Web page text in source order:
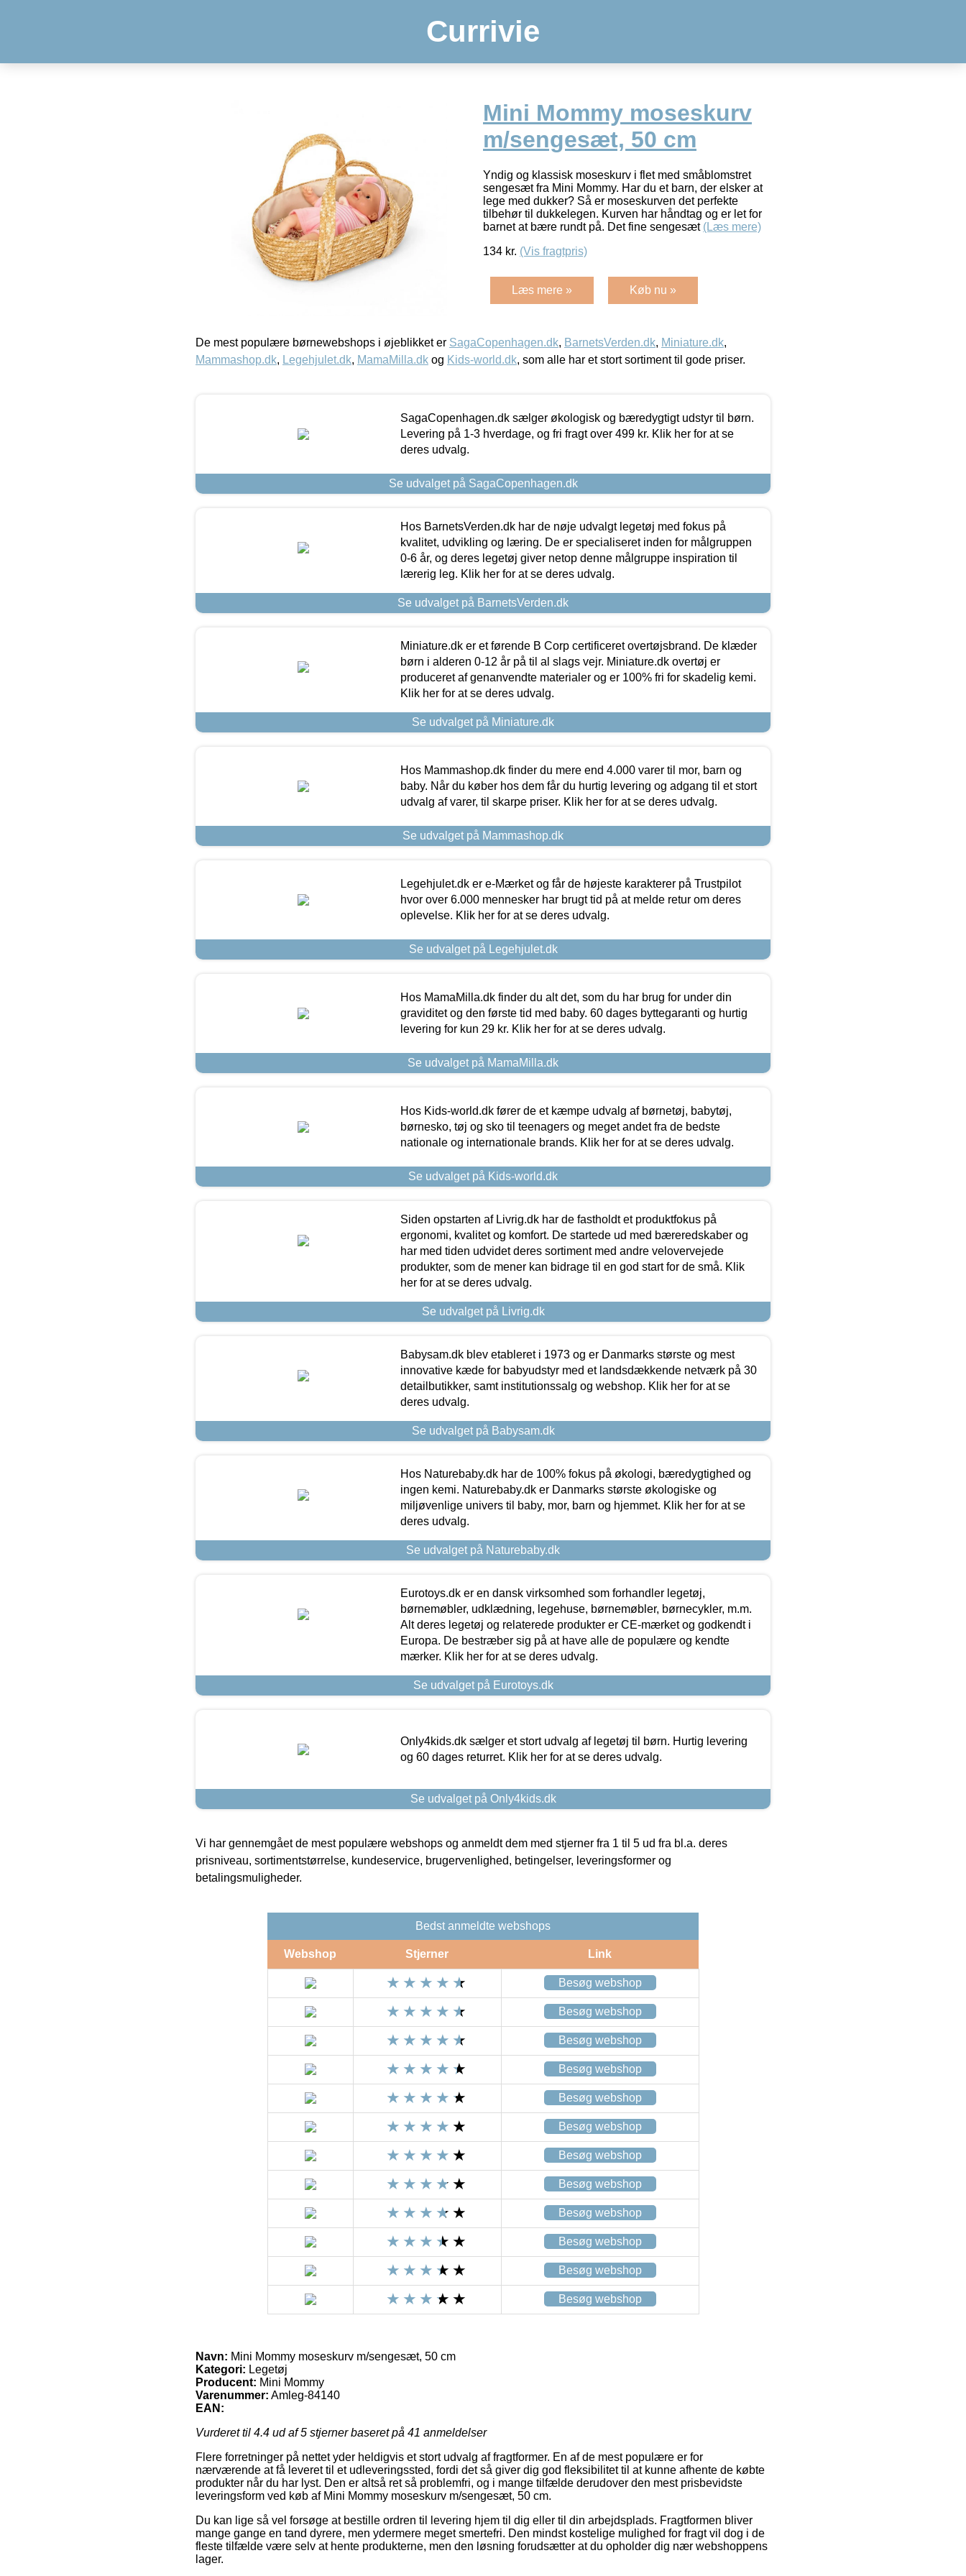
Currivie
Mini Mommy moseskurv
m/sengesæt, 50 cm
Yndig og klassisk moseskurv i flet med småblomstret
sengesæt fra Mini Mommy. Har du et barn, der elsker at
lege med dukker? Så er moseskurven det perfekte
tilbehør til dukkelegen. Kurven har håndtag og er let for
barnet at bære rundt på. Det fine sengesæt (Læs mere)
134 kr. (Vis fragtpris)
Læs mere » Køb nu »
De mest populære børnewebshops i øjeblikket er SagaCopenhagen.dk, BarnetsVerden.dk, Miniature.dk,
Mammashop.dk, Legehjulet.dk, MamaMilla.dk og Kids-world.dk, som alle har et stort sortiment til gode priser.
SagaCopenhagen.dk sælger økologisk og bæredygtigt udstyr til børn.
Levering på 1-3 hverdage, og fri fragt over 499 kr. Klik her for at se
deres udvalg.
Se udvalget på SagaCopenhagen.dk
Hos BarnetsVerden.dk har de nøje udvalgt legetøj med fokus på
kvalitet, udvikling og læring. De er specialiseret inden for målgruppen
0-6 år, og deres legetøj giver netop denne målgruppe inspiration til
lærerig leg. Klik her for at se deres udvalg.
Se udvalget på BarnetsVerden.dk
Miniature.dk er et førende B Corp certificeret overtøjsbrand. De klæder
børn i alderen 0-12 år på til al slags vejr. Miniature.dk overtøj er
produceret af genanvendte materialer og er 100% fri for skadelig kemi.
Klik her for at se deres udvalg.
Se udvalget på Miniature.dk
Hos Mammashop.dk finder du mere end 4.000 varer til mor, barn og
baby. Når du køber hos dem får du hurtig levering og adgang til et stort
udvalg af varer, til skarpe priser. Klik her for at se deres udvalg.
Se udvalget på Mammashop.dk
Legehjulet.dk er e-Mærket og får de højeste karakterer på Trustpilot
hvor over 6.000 mennesker har brugt tid på at melde retur om deres
oplevelse. Klik her for at se deres udvalg.
Se udvalget på Legehjulet.dk
Hos MamaMilla.dk finder du alt det, som du har brug for under din
graviditet og den første tid med baby. 60 dages byttegaranti og hurtig
levering for kun 29 kr. Klik her for at se deres udvalg.
Se udvalget på MamaMilla.dk
Hos Kids-world.dk fører de et kæmpe udvalg af børnetøj, babytøj,
børnesko, tøj og sko til teenagers og meget andet fra de bedste
nationale og internationale brands. Klik her for at se deres udvalg.
Se udvalget på Kids-world.dk
Siden opstarten af Livrig.dk har de fastholdt et produktfokus på
ergonomi, kvalitet og komfort. De startede ud med bæreredskaber og
har med tiden udvidet deres sortiment med andre velovervejede
produkter, som de mener kan bidrage til en god start for de små. Klik
her for at se deres udvalg.
Se udvalget på Livrig.dk
Babysam.dk blev etableret i 1973 og er Danmarks største og mest
innovative kæde for babyudstyr med et landsdækkende netværk på 30
detailbutikker, samt institutionssalg og webshop. Klik her for at se
deres udvalg.
Se udvalget på Babysam.dk
Hos Naturebaby.dk har de 100% fokus på økologi, bæredygtighed og
ingen kemi. Naturebaby.dk er Danmarks største økologiske og
miljøvenlige univers til baby, mor, barn og hjemmet. Klik her for at se
deres udvalg.
Se udvalget på Naturebaby.dk
Eurotoys.dk er en dansk virksomhed som forhandler legetøj,
børnemøbler, udklædning, legehuse, børnemøbler, børnecykler, m.m.
Alt deres legetøj og relaterede produkter er CE-mærket og godkendt i
Europa. De bestræber sig på at have alle de populære og kendte
mærker. Klik her for at se deres udvalg.
Se udvalget på Eurotoys.dk
Only4kids.dk sælger et stort udvalg af legetøj til børn. Hurtig levering
og 60 dages returret. Klik her for at se deres udvalg.
Se udvalget på Only4kids.dk
Vi har gennemgået de mest populære webshops og anmeldt dem med stjerner fra 1 til 5 ud fra bl.a. deres
prisniveau, sortimentstørrelse, kundeservice, brugervenlighed, betingelser, leveringsformer og
betalingsmuligheder.
Bedst anmeldte webshops
Webshop Stjerner Link
Besøg webshop
Besøg webshop
Besøg webshop
Besøg webshop
Besøg webshop
Besøg webshop
Besøg webshop
Besøg webshop
Besøg webshop
Besøg webshop
Besøg webshop
Besøg webshop
Navn: Mini Mommy moseskurv m/sengesæt, 50 cm
Kategori: Legetøj
Producent: Mini Mommy
Varenummer: Amleg-84140
EAN:
Vurderet til 4.4 ud af 5 stjerner baseret på 41 anmeldelser
Flere forretninger på nettet yder heldigvis et stort udvalg af fragtformer. En af de mest populære er for
nærværende at få leveret til et udleveringssted, fordi det så giver dig god fleksibilitet til at kunne afhente de købte
produkter når du har lyst. Den er altså ret så problemfri, og i mange tilfælde derudover den mest prisbevidste
leveringsform ved køb af Mini Mommy moseskurv m/sengesæt, 50 cm.
Du kan lige så vel forsøge at bestille ordren til levering hjem til dig eller til din arbejdsplads. Fragtformen bliver
mange gange en tand dyrere, men ydermere meget smertefri. Den mindst kostelige mulighed for fragt vil dog i de
fleste tilfælde være selv at hente produkterne, men den løsning forudsætter at du opholder dig nær webshoppens
lager.